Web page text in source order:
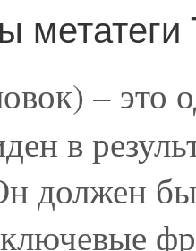
– это
в
должен